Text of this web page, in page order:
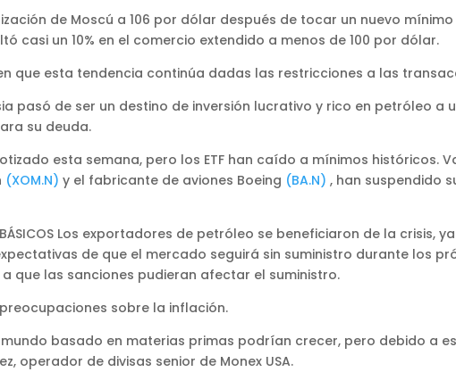
de Moscú a 106 por dólar después de tocar un nuevo mínimo
casi un 10% en el comercio extendido a menos de 100 por dólar.
que esta tendencia continúa dadas las restricciones a las
pasó de ser un destino de inversión lucrativo y rico en petróleo
su deuda.
esta semana, pero los ETF han caído a mínimos históricos.
(XOM.N) y el fabricante de aviones Boeing (BA.N) , han suspendido
BÁSICOS Los exportadores de petróleo se beneficiaron de la
de que el mercado seguirá sin suministro durante los
que las sanciones pudieran afectar el suministro.
sobre la inflación.
mundo basado en materias primas podrían crecer, pero debido a
operador de divisas senior de Monex USA.